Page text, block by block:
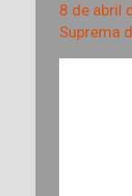
8 de abril
Suprema